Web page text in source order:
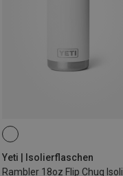
Yeti | Isolierflaschen
532ML